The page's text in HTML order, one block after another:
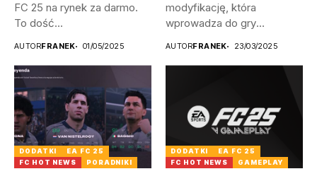
FC 25 na rynek za darmo.
To dość...
AUTORFRANEK 01/05/2025
modyfikację, która
wprowadza do gry
AUTORFRANEK 23/03/2025
DODATKI
EA FC 25
FC HOT NEWS
PORADNIKI
DODATKI
EA FC 25
FC HOT NEWS
GAMEPLAY